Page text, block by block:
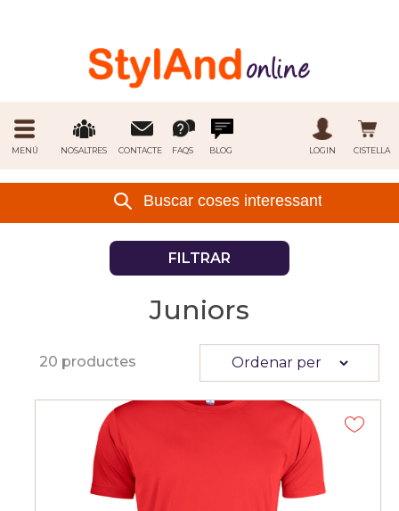
MENÚ NOSALTRES CONTACTE FAQS BLOG CISTELLA
LOGIN
FILTRAR
Juniors
20 productes